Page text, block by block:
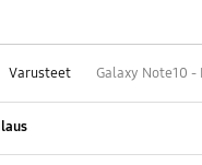
Varusteet Galaxy Note10 -